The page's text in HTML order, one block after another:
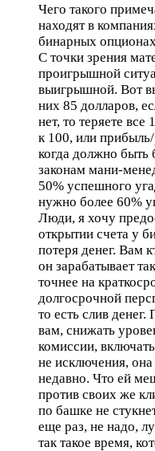
Чего такого
находят в
бинарных
С точки зрения
проигрышной
выигрышной. Вот
них 85 долларов,
нет, то теряете
к 100, или
когда должно
законам мани-
50% успешного
нужно более 60%
Люди, я хочу
открытии счета у
потеря денег. Вам
он зарабатывает
точнее на
долгосрочной
то есть слив
вам, снижать
комиссии,
не исключения,
недавно. Что ей
против своих же
по башке не
еще раз, не надо,
так такое время,